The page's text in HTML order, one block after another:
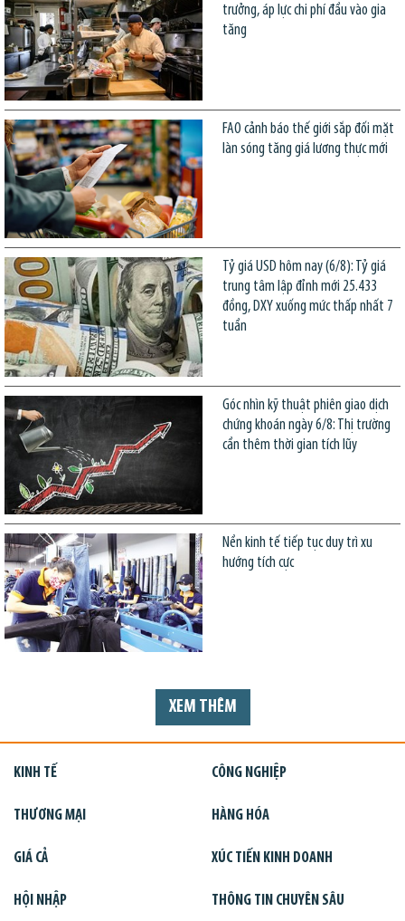
trưởng, áp lực chi phí đầu vào gia
tăng
FAO cảnh báo thế giới sắp đối mặt
làn sóng tăng giá lương thực mới
Tỷ giá USD hôm nay (6/8): Tỷ giá
trung tâm lập đỉnh mới 25.433
đồng, DXY xuống mức thấp nhất 7
tuần
Góc nhìn kỹ thuật phiên giao dịch
chứng khoán ngày 6/8: Thị trường
cần thêm thời gian tích lũy
Nền kinh tế tiếp tục duy trì xu
hướng tích cực
XEM THÊM
KINH TẾ CÔNG NGHIỆP
THƯƠNG MẠI HÀNG HÓA
GIÁ CẢ XÚC TIẾN KINH DOANH
HỘI NHẬP THÔNG TIN CHUYÊN SÂU